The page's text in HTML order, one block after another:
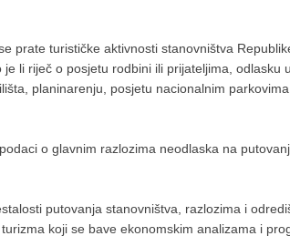
prate turističke aktivnosti stanovništva
li riječ o posjetu rodbini ili prijateljima, odlasku
planinarenju, posjetu nacionalnim
o glavnim razlozima neodlaska na
putovanja stanovništva, razlozima i
koji se bave ekonomskim analizama i